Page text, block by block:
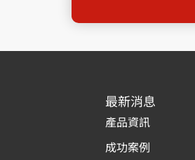
最新消息
產品資訊
成功案例